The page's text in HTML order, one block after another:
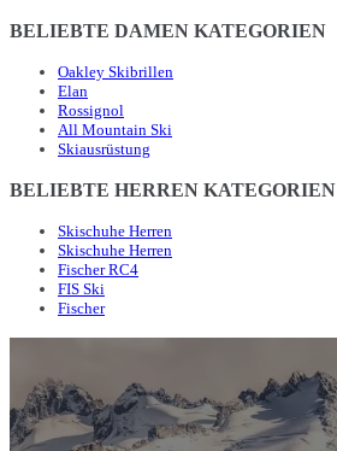
BELIEBTE DAMEN KATEGORIEN
Oakley Skibrillen
Elan
Rossignol
All Mountain Ski
Skiausrüstung
BELIEBTE HERREN KATEGORIEN
Skischuhe Herren
Skischuhe Herren
Fischer RC4
FIS Ski
Fischer